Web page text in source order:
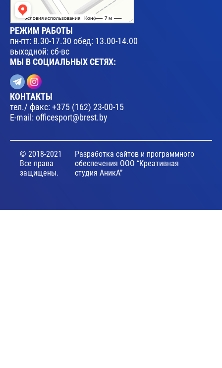
РЕЖИМ РАБОТЫ
пн-пт: 8.30-17.30 обед: 13.00-14.00
выходной: сб-вс
МЫ В СОЦИАЛЬНЫХ СЕТЯХ:
КОНТАКТЫ
тел./ факс:+375 (162) 23-00-15
E-mail: officesport@brest.by
© 2018-2021
Все права
защищены.
Разработка сайтов и программного
обеспечения ООО “Креативная
студия АникА”